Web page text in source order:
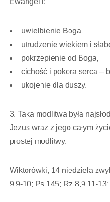
Ewangelii:
uwielbienie Boga,
utrudzenie wiekiem i
pokrzepienie od Boga,
cichość i pokora serca –
ukojenie dla duszy.
3. Taka modlitwa była
Jezus wraz z jego całym
prostej modlitwy.
Wiktorówki, 14 niedziela
9,9-10; Ps 145; Rz 8,9.11-